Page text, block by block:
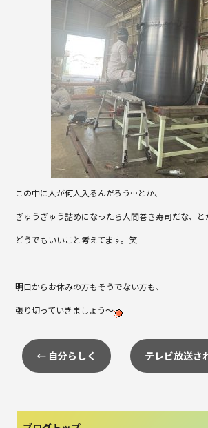
この中に人が何人入るんだろう…とか、
ぎゅうぎゅう詰めになったら人間巻き寿司だな、と
どうでもいいこと考えてます。笑
明日からお休みの方もそうでない方も、
張り切っていきましょう～
← 自分らしく テレビ放送さ